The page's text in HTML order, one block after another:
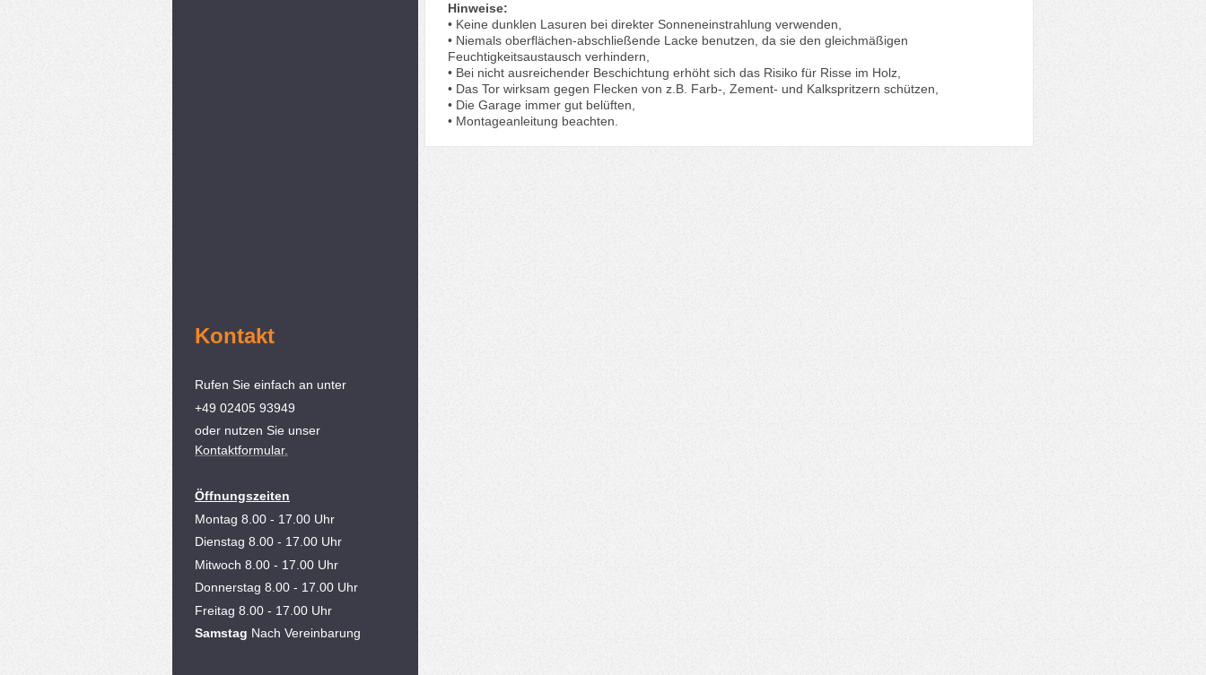
Hinweise:
• Keine dunklen Lasuren bei direkter Sonneneinstrahlung verwenden,
• Niemals oberflächen-abschließende Lacke benutzen, da sie den gleichmäßigen
Feuchtigkeitsaustausch verhindern,
• Bei nicht ausreichender Beschichtung erhöht sich das Risiko für Risse im Holz,
• Das Tor wirksam gegen Flecken von z.B. Farb-, Zement- und Kalkspritzern schützen,
• Die Garage immer gut belüften,
• Montageanleitung beachten.
Kontakt
Rufen Sie einfach an unter
+49 02405 93949
oder nutzen Sie unser
Kontaktformular.
Öffnungszeiten
Montag 8.00 - 17.00 Uhr
Dienstag 8.00 - 17.00 Uhr
Mitwoch 8.00 - 17.00 Uhr
Donnerstag 8.00 - 17.00 Uhr
Freitag 8.00 - 17.00 Uhr
Samstag Nach Vereinbarung